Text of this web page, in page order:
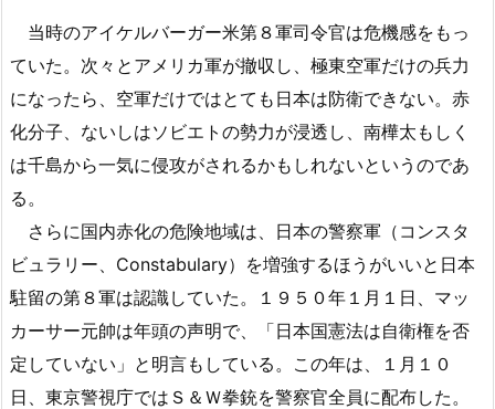
当時のアイケルバーガー米第８軍司令官は危機感をもっ
ていた。次々とアメリカ軍が撤収し、極東空軍だけの兵力
になったら、空軍だけではとても日本は防衛できない。赤
化分子、ないしはソビエトの勢力が浸透し、南樺太もしく
は千島から一気に侵攻がされるかもしれないというのであ
る。
さらに国内赤化の危険地域は、日本の警察軍（コンスタ
ビュラリー、Constabulary）を増強するほうがいいと日本
駐留の第８軍は認識していた。１９５０年１月１日、マッ
カーサー元帥は年頭の声明で、「日本国憲法は自衛権を否
定していない」と明言もしている。この年は、１月１０
日、東京警視庁ではＳ＆Ｗ拳銃を警察官全員に配布した。